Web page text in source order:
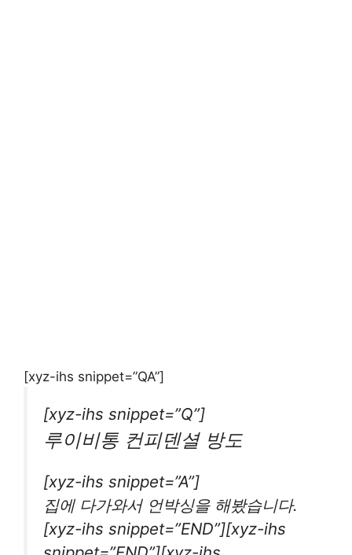
[xyz-ihs snippet=”QA”]
[xyz-ihs snippet=”Q”]
루이비통 컨피덴셜 방도
[xyz-ihs snippet=”A”]
집에 다가와서 언박싱을 해봤습니다.
[xyz-ihs snippet=”END”][xyz-ihs